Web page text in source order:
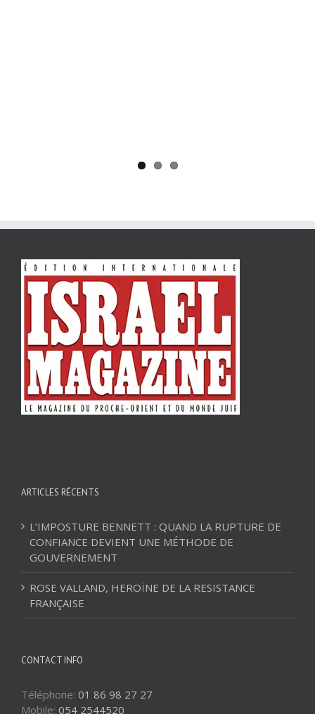
ARTICLES RÉCENTS
L’IMPOSTURE BENNETT : QUAND LA RUPTURE DE
CONFIANCE DEVIENT UNE MÉTHODE DE
GOUVERNEMENT
ROSE VALLAND, HEROÏNE DE LA RESISTANCE
FRANÇAISE
CONTACT INFO
Téléphone: 01 86 98 27 27
Mobile: 054 2544520